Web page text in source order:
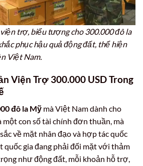
trợ, biểu tượng cho 300.000 đô la
phục hậu quả động đất, thể hiện
Việt Nam.
Viện Trợ 300.000 USD Trong
đô la Mỹ mà Việt Nam dành cho
một con số tài chính đơn thuần, mà
về mặt nhân đạo và hợp tác quốc
quốc gia đang phải đối mặt với thảm
như động đất, mỗi khoản hỗ trợ,